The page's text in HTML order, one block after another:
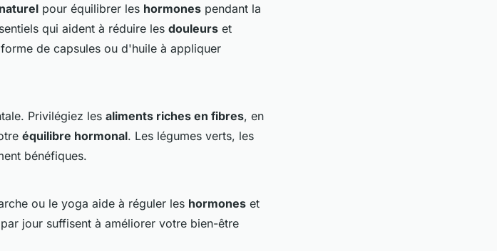
pour équilibrer les hormones pendant la
qui aident à réduire les douleurs et
de capsules ou d'huile à appliquer
Privilégiez les aliments riches en fibres, en
équilibre hormonal. Les légumes verts, les
bénéfiques.
ou le yoga aide à réguler les hormones et
jour suffisent à améliorer votre bien-être